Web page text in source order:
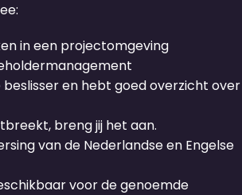
in een projectomgeving
en hebt goed overzicht over
breng jij het aan.
van de Nederlandse en Engelse
voor de genoemde